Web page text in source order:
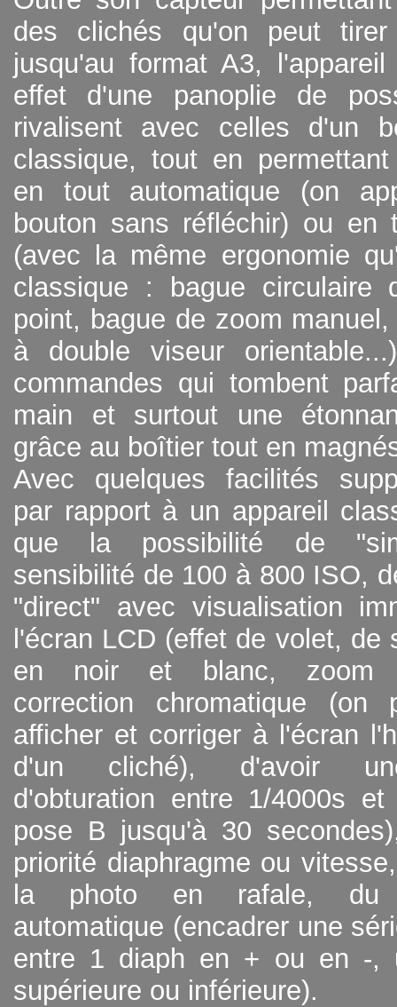
des clichés qu'on peut
jusqu'au format A3,
effet d'une panoplie de
rivalisent avec celles d'un
classique, tout en
en tout automatique (on
bouton sans réfléchir) ou en
(avec la même ergonomie
classique : bague circulaire
point, bague de zoom
à double viseur
commandes qui tombent
main et surtout une
grâce au boîtier tout en
Avec quelques facilités
par rapport à un appareil
que la possibilité de
sensibilité de 100 à 800 ISO,
"direct" avec visualisation
l'écran LCD (effet de volet, de
en noir et blanc, zoom
correction chromatique (on
afficher et corriger à l'écran
d'un cliché), d'avoir
d'obturation entre 1/4000s
pose B jusqu'à 30
priorité diaphragme ou
la photo en rafale, du
automatique (encadrer une
entre 1 diaph en + ou en -,
supérieure ou inférieure).